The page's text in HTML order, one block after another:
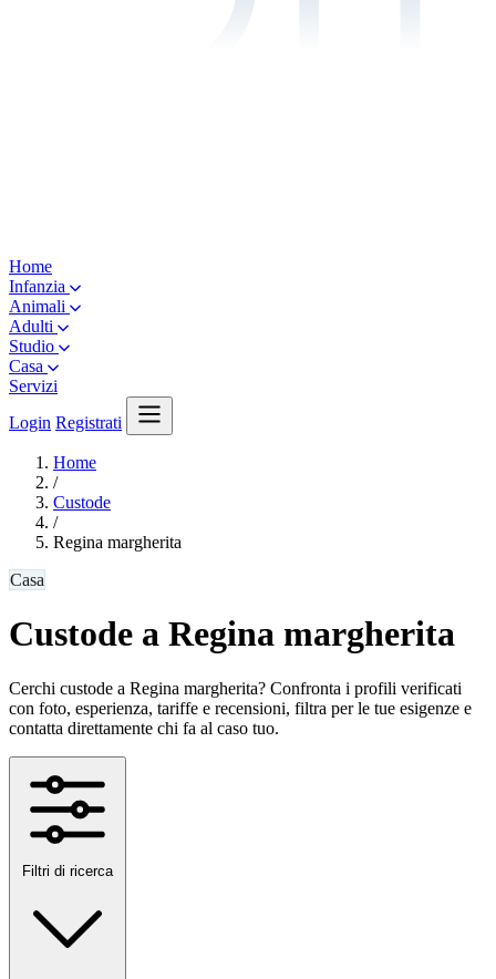
Home
Infanzia
Animali
Adulti
Studio
Casa
Servizi
Login Registrati
Home
/
Custode
/
Regina margherita
Casa
Custode a Regina margherita
Cerchi custode a Regina margherita? Confronta i profili verificati
con foto, esperienza, tariffe e recensioni, filtra per le tue esigenze e
contatta direttamente chi fa al caso tuo.
Filtri di ricerca